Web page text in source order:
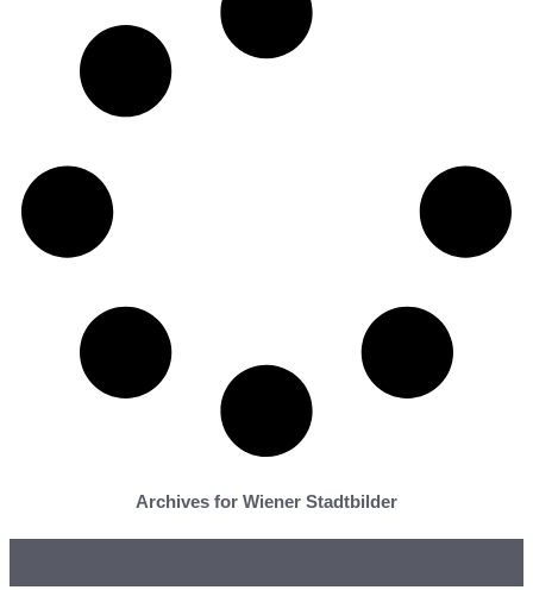
Archives for Wiener Stadtbilder